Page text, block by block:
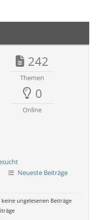
242
Themen
0
Online
Neueste Beiträge
ungelesenen Beiträge